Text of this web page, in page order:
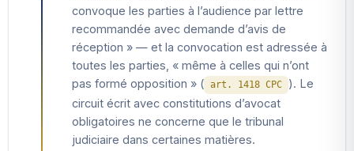
convoque les parties à l’audience par lettre
recommandée avec demande d’avis de
réception » — et la convocation est adressée à
toutes les parties, « même à celles qui n’ont
pas formé opposition » ( art. 1418 CPC
). Le
circuit écrit avec constitutions d’avocat
obligatoires ne concerne que le tribunal
judiciaire dans certaines matières.